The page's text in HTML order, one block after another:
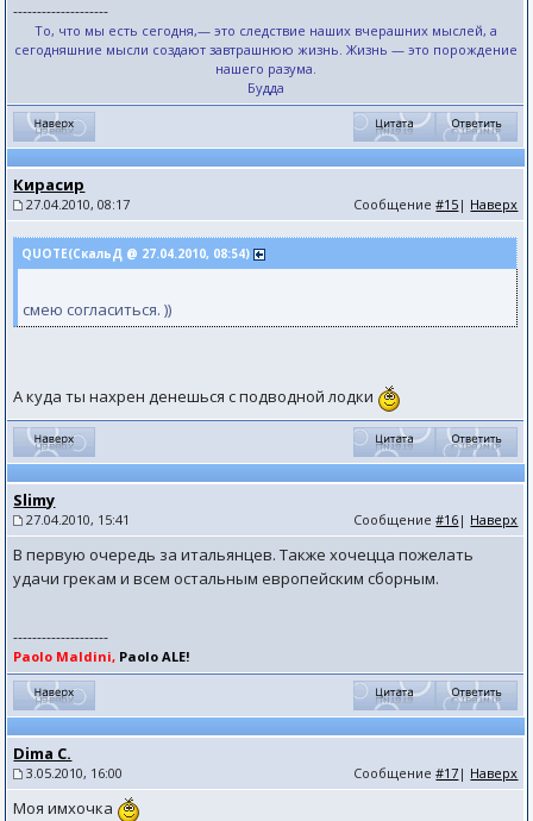
--------------------
То, что мы есть сегодня,— это следствие наших вчерашних мыслей, а
сегодняшние мысли создают завтрашнюю жизнь. Жизнь — это порождение
нашего разума.
Будда
Кирасир
27.04.2010, 08:17 Сообщение#15 | Наверх
QUOTE(СкальД @ 27.04.2010, 08:54)
смею согласиться. ))
А куда ты нахрен денешься с подводной лодки
Slimy
27.04.2010, 15:41 Сообщение#16 | Наверх
В первую очередь за итальянцев. Также хочецца пожелать
удачи грекам и всем остальным европейским сборным.
--------------------
Paolo Maldini, Paolo ALE!
Dima C.
3.05.2010, 16:00 Сообщение#17 | Наверх
Моя имхочка